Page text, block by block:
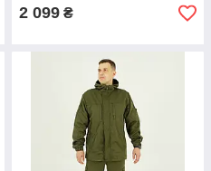
2 099 ₴